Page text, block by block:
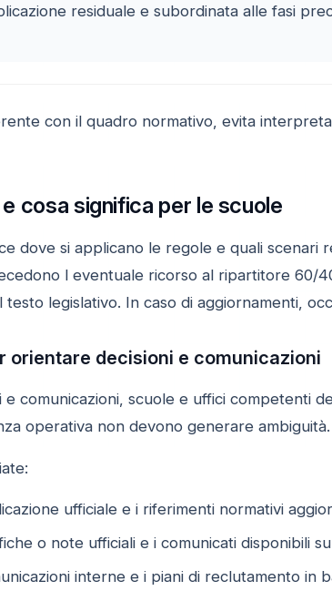
residuale e subordinata alle fasi
con il quadro normativo, evita
cosa significa per le scuole
dove si applicano le regole e quali scenari
l eventuale ricorso al ripartitore 60/
legislativo. In caso di aggiornamenti,
orientare decisioni e comunicazioni
comunicazioni, scuole e uffici competenti
operativa non devono generare ambiguità.
ufficiale e i riferimenti normativi
o note ufficiali e i comunicati disponibili
interne e i piani di reclutamento in